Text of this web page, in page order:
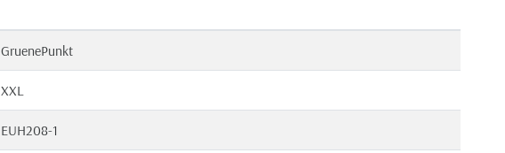
GruenePunkt
XXL
EUH208-1